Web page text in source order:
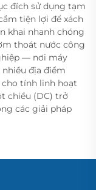
đích sử dụng tạm
tiện lợi để xách
khai nhanh chóng
thoát nước công
— nơi máy
địa điểm
tính linh hoạt
chiều (DC) trở
các giải pháp